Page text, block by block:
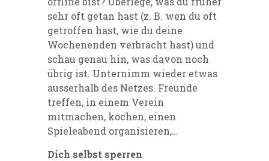
sehr oft getan hast (z. B. wen du oft
getroffen hast, wie du deine
Wochenenden verbracht hast) und
schau genau hin, was davon noch
übrig ist. Unternimm wieder etwas
ausserhalb des Netzes. Freunde
treffen, in einem Verein
mitmachen, kochen, einen
Spieleabend organisieren,…
Dich selbst sperren